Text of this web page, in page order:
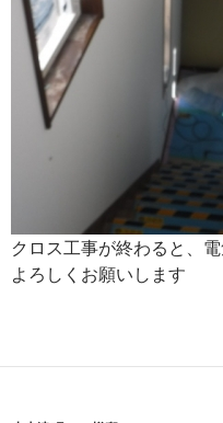
クロス工事が終わると、
よろしくお願いします